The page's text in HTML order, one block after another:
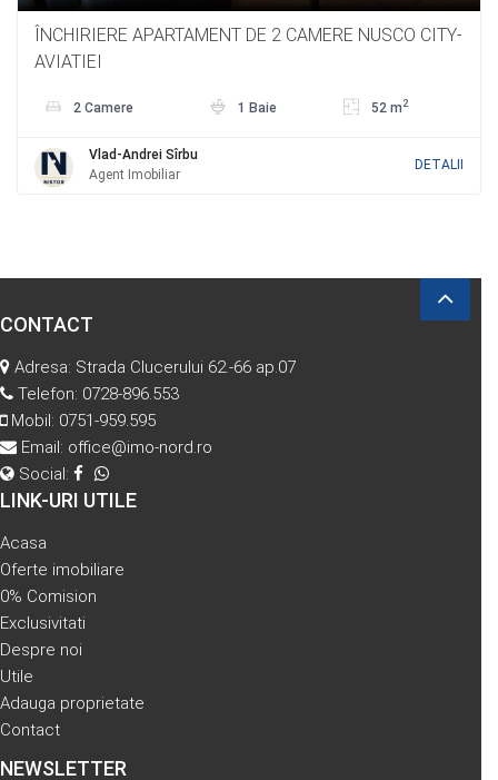
ÎNCHIRIERE APARTAMENT DE 2 CAMERE NUSCO CITY-
AVIATIEI
2 Camere 1 Baie 52 m 2
Vlad-Andrei Sîrbu
Agent Imobiliar
DETALII
CONTACT
Adresa: Strada Clucerului 62.-66 ap.07
Telefon: 0728-896.553
Mobil: 0751-959.595
Email: office@imo-nord.ro
Social:
LINK-URI UTILE
Acasa
Oferte imobiliare
0% Comision
Exclusivitati
Despre noi
Utile
Adauga proprietate
Contact
NEWSLETTER